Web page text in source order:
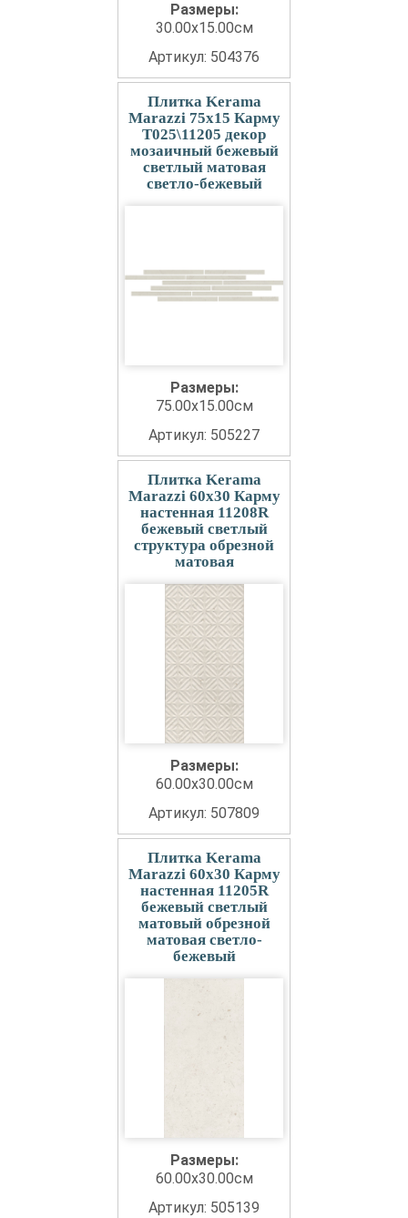
Размеры:
30.00x15.00см
Артикул: 504376
Плитка Kerama
Marazzi 75x15 Карму
T025\11205 декор
мозаичный бежевый
светлый матовая
светло-бежевый
Размеры:
75.00x15.00см
Артикул: 505227
Плитка Kerama
Marazzi 60x30 Карму
настенная 11208R
бежевый светлый
структура обрезной
матовая
Размеры:
60.00x30.00см
Артикул: 507809
Плитка Kerama
Marazzi 60x30 Карму
настенная 11205R
бежевый светлый
матовый обрезной
матовая светло-
бежевый
Размеры:
60.00x30.00см
Артикул: 505139